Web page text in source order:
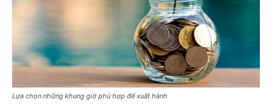
Lựa chọn những khung giờ phù hợp để xuất hành